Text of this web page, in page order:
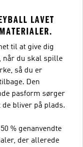
LAVET
til at give dig
når du skal spille
så du er
Den
pasform sørger
bliver på plads.
% genanvendte
der allerede